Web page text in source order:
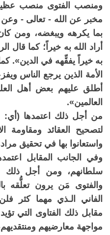
ومنصب الفتوى منصب
مخبر عن الله - تعالى - وعن
بما يكرهه ويبغضه، ومن
أراد الله به خيراً؛ كما قال
به خيراً يفقِّهه في الدين».
الأمة الذين يرجع الناس
أطلق عليهم بعض أهل
العالمين».
من أجل ذلك اعتمدها (أي:
لتصحيح العقائد ومقاومة
واستعانوا بها في تحقيق
وفي الجانب المقابل
سلطانهم، ومن أجل ذلك
والفتوى مَن يرون تعلُّقه
الفاني الـذي مهما كثر
مقابل ذلك الفتاوى التي
مواجهة معارضيهم